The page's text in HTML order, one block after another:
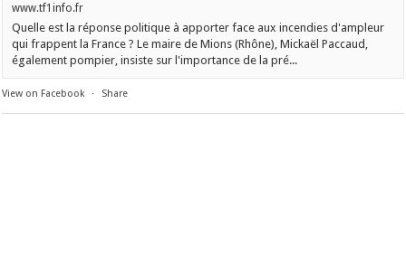
www.tf1info.fr
Quelle est la réponse politique à apporter face aux incendies d'ampleur
qui frappent la France ? Le maire de Mions (Rhône), Mickaël Paccaud,
également pompier, insiste sur l'importance de la pré...
View on Facebook · Share